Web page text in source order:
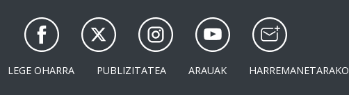
LEGE OHARRA PUBLIZITATEA ARAUAK HARREMANETARAKO